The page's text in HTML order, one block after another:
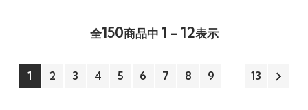
全150商品中 1 - 12表示
1 2 3 4 5 6 7 8 9 13